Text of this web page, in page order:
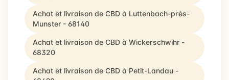
Achat et livraison de CBD à Luttenbach-près-
Munster - 68140
Achat et livraison de CBD à Wickerschwihr -
68320
Achat et livraison de CBD à Petit-Landau -